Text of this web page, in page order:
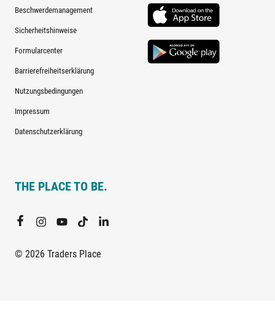
Beschwerdemanagement
Sicherheitshinweise
Formularcenter
Barrierefreiheitserklärung
Nutzungsbedingungen
Impressum
Datenschutzerklärung
THE PLACE TO BE.
© 2026 Traders Place